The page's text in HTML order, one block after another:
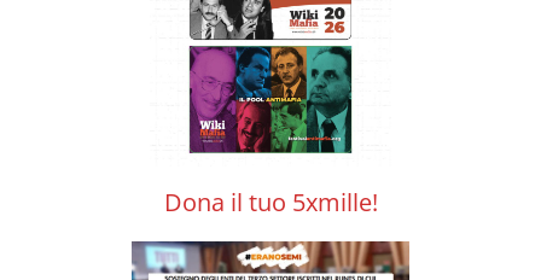
Dona il tuo 5xmille!